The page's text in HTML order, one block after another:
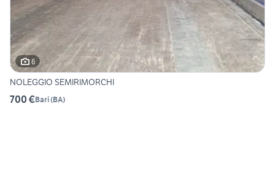
6
NOLEGGIO SEMIRIMORCHI
700 €Bari(BA)